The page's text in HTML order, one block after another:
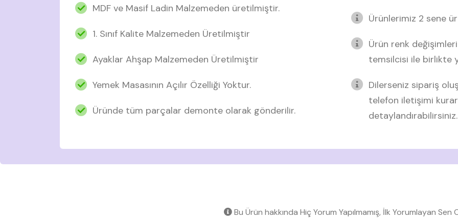
MDF ve Masif Ladin Malzemeden üretilmiştir.
1. Sınıf Kalite Malzemeden Üretilmiştir
Ayaklar Ahşap Malzemeden Üretilmiştir
Yemek Masasının Açılır Özelliği Yoktur.
Üründe tüm parçalar demonte olarak gönderilir.
Ürünlerimiz 2 sene
Ürün renk
temsilcisi ile birlikte
Dilerseniz sipariş
telefon iletişimi
detaylandırabilirsiniz.
Bu Ürün hakkında Hiç Yorum Yapılmamış, İlk Yorumlayan Sen